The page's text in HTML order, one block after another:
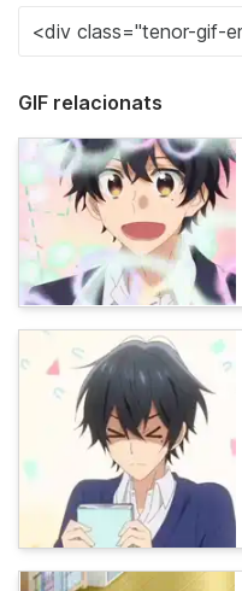
GIF relacionats